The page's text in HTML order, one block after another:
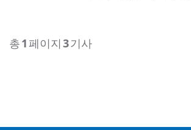
총1페이지 3기사